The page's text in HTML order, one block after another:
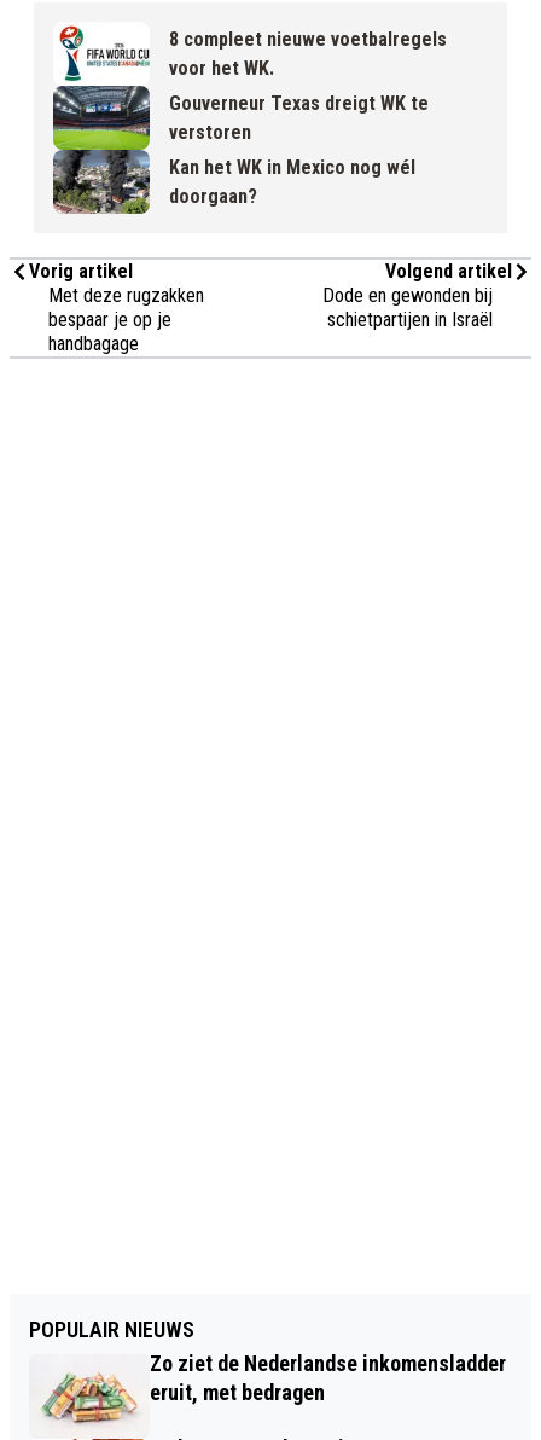
8 compleet nieuwe voetbalregels
voor het WK.
Gouverneur Texas dreigt WK te
verstoren
Kan het WK in Mexico nog wél
doorgaan?
Vorig artikel
Met deze rugzakken
bespaar je op je
handbagage
Volgend artikel
Dode en gewonden bij
schietpartijen in Israël
POPULAIR NIEUWS
Zo ziet de Nederlandse inkomensladder
eruit, met bedragen